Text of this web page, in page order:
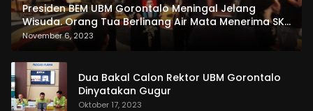
Presiden BEM UBM Gorontalo Meningal Jelang
Wisuda. Orang Tua Berlinang Air Mata Menerima SKL
dan Pemasangan Salempang
November 6, 2023
Dua Bakal Calon Rektor UBM Gorontalo
Dinyatakan Gugur
Oktober 17, 2023